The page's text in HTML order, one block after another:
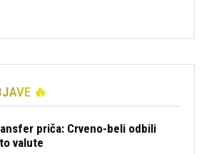
🔥
priča: Crveno-beli odbili
valute